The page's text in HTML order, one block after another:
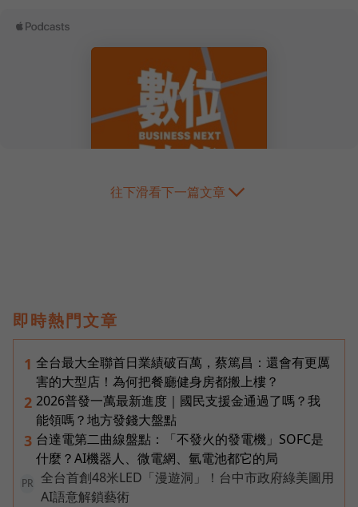
往下滑看下一篇文章
即時熱門文章
1 全台最大全聯首日業績破百萬，蔡篤昌：還會有更厲
害的大型店！為何把餐廳健身房都搬上樓？
2 2026普發一萬最新進度｜國民支援金通過了嗎？我
能領嗎？地方發錢大盤點
3 台達電第二曲線盤點：「不發火的發電機」SOFC是
什麼？AI機器人、微電網、氫電池都它的局
PR
全台首創48米LED「漫遊洞」！台中市政府綠美圖用
AI語意解鎖藝術